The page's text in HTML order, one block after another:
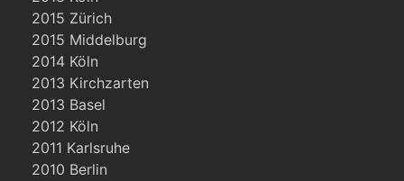
2015 Zürich
2015 Middelburg
2014 Köln
2013 Kirchzarten
2013 Basel
2012 Köln
2011 Karlsruhe
2010 Berlin